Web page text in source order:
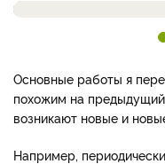
Основные работы я
похожим на предыдущий
возникают новые и
Например,